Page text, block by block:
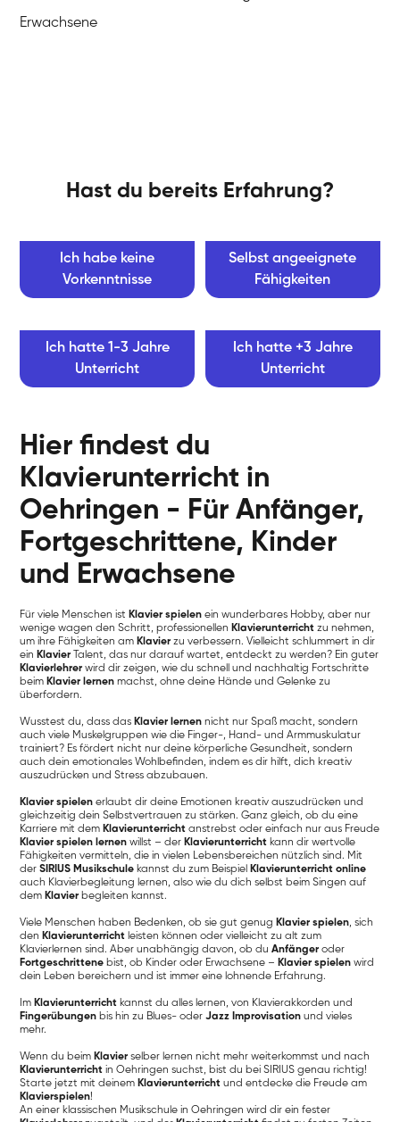
Erwachsene
Hast du bereits Erfahrung?
Ich habe keine
Vorkenntnisse
Selbst angeeignete
Fähigkeiten
Ich hatte 1-3 Jahre
Unterricht
Ich hatte +3 Jahre
Unterricht
Hier findest du
Klavierunterricht in
Oehringen - Für Anfänger,
Fortgeschrittene, Kinder
und Erwachsene
Für viele Menschen ist Klavier spielen ein wunderbares Hobby, aber nur
wenige wagen den Schritt, professionellen Klavierunterricht zu nehmen,
um ihre Fähigkeiten am Klavier zu verbessern. Vielleicht schlummert in dir
ein Klavier Talent, das nur darauf wartet, entdeckt zu werden? Ein guter
Klavierlehrer wird dir zeigen, wie du schnell und nachhaltig Fortschritte
beim Klavier lernen machst, ohne deine Hände und Gelenke zu
überfordern.
Wusstest du, dass das Klavier lernen nicht nur Spaß macht, sondern
auch viele Muskelgruppen wie die Finger-, Hand- und Armmuskulatur
trainiert? Es fördert nicht nur deine körperliche Gesundheit, sondern
auch dein emotionales Wohlbefinden, indem es dir hilft, dich kreativ
auszudrücken und Stress abzubauen.
Klavier spielen erlaubt dir deine Emotionen kreativ auszudrücken und
gleichzeitig dein Selbstvertrauen zu stärken. Ganz gleich, ob du eine
Karriere mit dem Klavierunterricht anstrebst oder einfach nur aus Freude
Klavier spielen lernen willst – der Klavierunterricht kann dir wertvolle
Fähigkeiten vermitteln, die in vielen Lebensbereichen nützlich sind. Mit
derSIRIUS Musikschule kannst du zum Beispiel Klavierunterricht online
auch Klavierbegleitung lernen, also wie du dich selbst beim Singen auf
dem Klavier begleiten kannst.
Viele Menschen haben Bedenken, ob sie gut genug Klavier spielen, sich
den Klavierunterricht leisten können oder vielleicht zu alt zum
Klavierlernen sind. Aber unabhängig davon, ob duAnfänger oder
Fortgeschrittene bist, ob Kinder oder Erwachsene – Klavier spielen wird
dein Leben bereichern und ist immer eine lohnende Erfahrung.
Im Klavierunterricht kannst du alles lernen, von Klavierakkorden und
Fingerübungen bis hin zu Blues- oderJazz Improvisation und vieles
mehr.
Wenn du beim Klavier selber lernen nicht mehr weiterkommst und nach
Klavierunterricht in Oehringen suchst, bist du bei SIRIUS genau richtig!
Starte jetzt mit deinem Klavierunterricht und entdecke die Freude am
Klavierspielen!
An einer klassischen Musikschule in Oehringen wird dir ein fester